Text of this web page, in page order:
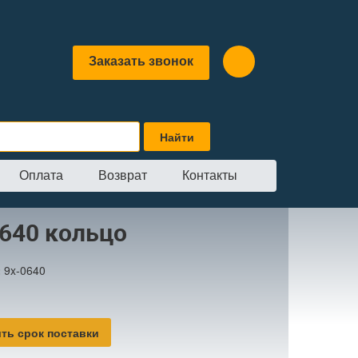
Заказать звонок
Оплата Возврат Контакты
кольцо
9x-0640
срок поставки